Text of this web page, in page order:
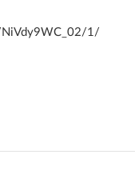
1/